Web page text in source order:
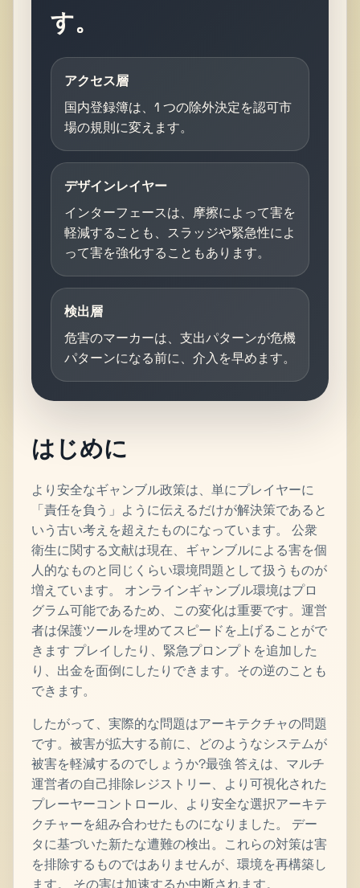
す。
アクセス層
国内登録簿は、1 つの除外決定を認可市
場の規則に変えます。
デザインレイヤー
インターフェースは、摩擦によって害を
軽減することも、スラッジや緊急性によ
って害を強化することもあります。
検出層
危害のマーカーは、支出パターンが危機
パターンになる前に、介入を早めます。
はじめに
より安全なギャンブル政策は、単にプレイヤーに
「責任を負う」ように伝えるだけが解決策であると
いう古い考えを超えたものになっています。 公衆
衛生に関する文献は現在、ギャンブルによる害を個
人的なものと同じくらい環境問題として扱うものが
増えています。 オンラインギャンブル環境はプロ
グラム可能であるため、この変化は重要です。運営
者は保護ツールを埋めてスピードを上げることがで
きます プレイしたり、緊急プロンプトを追加した
り、出金を面倒にしたりできます。その逆のことも
できます。
したがって、実際的な問題はアーキテクチャの問題
です。被害が拡大する前に、どのようなシステムが
被害を軽減するのでしょうか?最強 答えは、マルチ
運営者の自己排除レジストリー、より可視化された
プレーヤーコントロール、より安全な選択アーキテ
クチャーを組み合わせたものになりました。 デー
タに基づいた新たな遭難の検出。これらの対策は害
を排除するものではありませんが、環境を再構築し
ます。 その害は加速するか中断されます。